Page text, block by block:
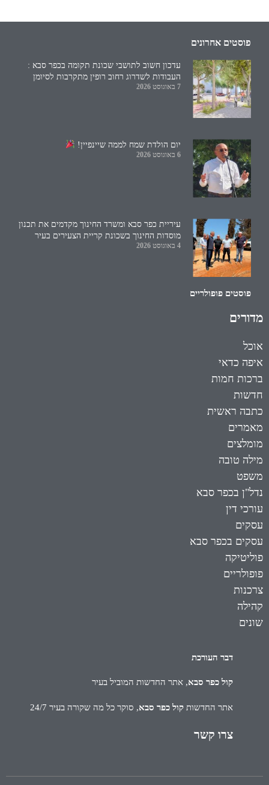
פוסטים אחרונים
עדכון חשוב לתושבי שכונת תקומה בכפר סבא :
העבודות לשדרוג רחוב רופין מתקרבות לסיומן
7 באוגוסט 2026
יום הולדת שמח לממה שיינפיין!
6 באוגוסט 2026
עיריית כפר סבא ומשרד החינוך מקדמים את תכנון
מוסדות החינוך בשכונת קריית הצעירים בעיר
4 באוגוסט 2026
פוסטים פופולריים
מדורים
אוכל
איפה כדאי
ברכות חמות
חדשות
כתבה ראשית
מאמרים
מומלצים
מילה טובה
משפט
נדל"ן בכפר סבא
עורכי דין
עסקים
עסקים בכפר סבא
פוליטיקה
פופולריים
צרכנות
קהילה
שונים
דבר העורכת
קול כפר סבא, אתר החדשות המוביל בעיר
אתר החדשות קול כפר סבא, סוקר כל מה שקורה בעיר 24/7
צרו קשר